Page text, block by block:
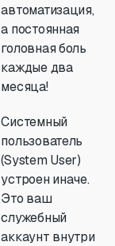
автоматизация,
а постоянная
головная боль
каждые два
месяца!
Системный
пользователь
(System User)
устроен иначе.
Это ваш
служебный
аккаунт внутри